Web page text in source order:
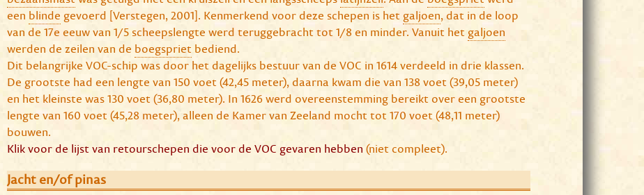
een blinde gevoerd [Verstegen, 2001]. Kenmerkend voor deze schepen is het galjoen, dat in de loop
van de 17e eeuw van 1/5 scheepslengte werd teruggebracht tot 1/8 en minder. Vanuit het galjoen
werden de zeilen van de boegspriet bediend.
Dit belangrijke VOC-schip was door het dagelijks bestuur van de VOC in 1614 verdeeld in drie klassen.
De grootste had een lengte van 150 voet (42,45 meter), daarna kwam die van 138 voet (39,05 meter)
en het kleinste was 130 voet (36,80 meter). In 1626 werd overeenstemming bereikt over een grootste
lengte van 160 voet (45,28 meter), alleen de Kamer van Zeeland mocht tot 170 voet (48,11 meter)
bouwen.
Klik voor de lijst van retourschepen die voor de VOC gevaren hebben (niet compleet).
Jacht en/of pinas